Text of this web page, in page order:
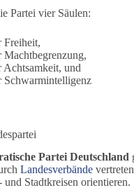
Partei vier Säulen:
Freiheit,
Machtbegrenzung,
Achtsamkeit, und
Schwarmintelligenz
Partei Deutschland
Landesverbände
und Stadtkreisen orientieren.